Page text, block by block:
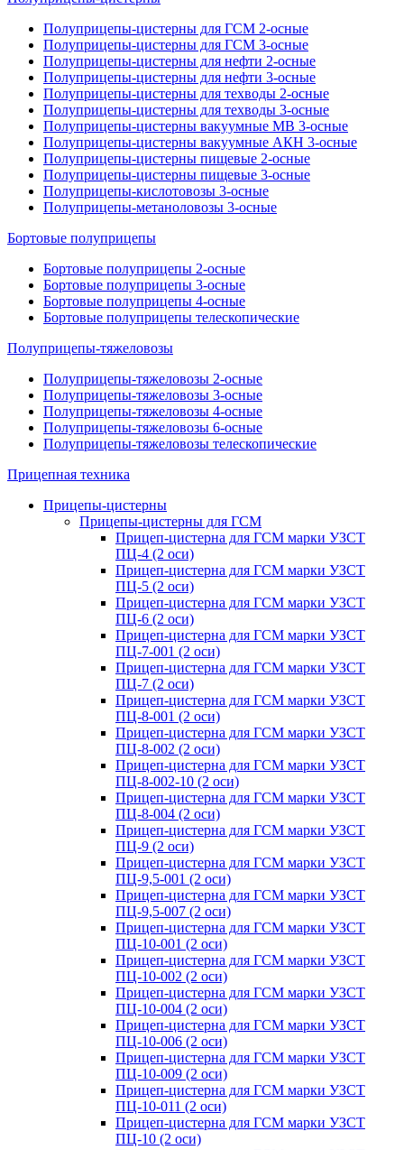
Полуприцепы-цистерны для ГСМ 2-осные
Полуприцепы-цистерны для ГСМ 3-осные
Полуприцепы-цистерны для нефти 2-осные
Полуприцепы-цистерны для нефти 3-осные
Полуприцепы-цистерны для техводы 2-осные
Полуприцепы-цистерны для техводы 3-осные
Полуприцепы-цистерны вакуумные МВ 3-осные
Полуприцепы-цистерны вакуумные АКН 3-осные
Полуприцепы-цистерны пищевые 2-осные
Полуприцепы-цистерны пищевые 3-осные
Полуприцепы-кислотовозы 3-осные
Полуприцепы-метаноловозы 3-осные
Бортовые полуприцепы
Бортовые полуприцепы 2-осные
Бортовые полуприцепы 3-осные
Бортовые полуприцепы 4-осные
Бортовые полуприцепы телескопические
Полуприцепы-тяжеловозы
Полуприцепы-тяжеловозы 2-осные
Полуприцепы-тяжеловозы 3-осные
Полуприцепы-тяжеловозы 4-осные
Полуприцепы-тяжеловозы 6-осные
Полуприцепы-тяжеловозы телескопические
Прицепная техника
Прицепы-цистерны
Прицепы-цистерны для ГСМ
Прицеп-цистерна для ГСМ марки УЗСТ
ПЦ-4 (2 оси)
Прицеп-цистерна для ГСМ марки УЗСТ
ПЦ-5 (2 оси)
Прицеп-цистерна для ГСМ марки УЗСТ
ПЦ-6 (2 оси)
Прицеп-цистерна для ГСМ марки УЗСТ
ПЦ-7-001 (2 оси)
Прицеп-цистерна для ГСМ марки УЗСТ
ПЦ-7 (2 оси)
Прицеп-цистерна для ГСМ марки УЗСТ
ПЦ-8-001 (2 оси)
Прицеп-цистерна для ГСМ марки УЗСТ
ПЦ-8-002 (2 оси)
Прицеп-цистерна для ГСМ марки УЗСТ
ПЦ-8-002-10 (2 оси)
Прицеп-цистерна для ГСМ марки УЗСТ
ПЦ-8-004 (2 оси)
Прицеп-цистерна для ГСМ марки УЗСТ
ПЦ-9 (2 оси)
Прицеп-цистерна для ГСМ марки УЗСТ
ПЦ-9,5-001 (2 оси)
Прицеп-цистерна для ГСМ марки УЗСТ
ПЦ-9,5-007 (2 оси)
Прицеп-цистерна для ГСМ марки УЗСТ
ПЦ-10-001 (2 оси)
Прицеп-цистерна для ГСМ марки УЗСТ
ПЦ-10-002 (2 оси)
Прицеп-цистерна для ГСМ марки УЗСТ
ПЦ-10-004 (2 оси)
Прицеп-цистерна для ГСМ марки УЗСТ
ПЦ-10-006 (2 оси)
Прицеп-цистерна для ГСМ марки УЗСТ
ПЦ-10-009 (2 оси)
Прицеп-цистерна для ГСМ марки УЗСТ
ПЦ-10-011 (2 оси)
Прицеп-цистерна для ГСМ марки УЗСТ
ПЦ-10 (2 оси)